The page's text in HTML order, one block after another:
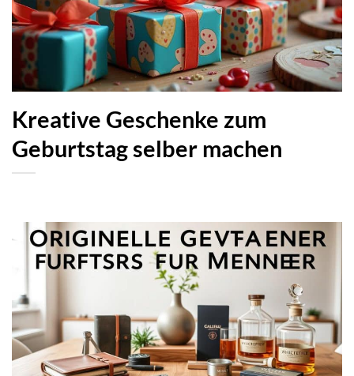
Kreative Geschenke zum
Geburtstag selber machen